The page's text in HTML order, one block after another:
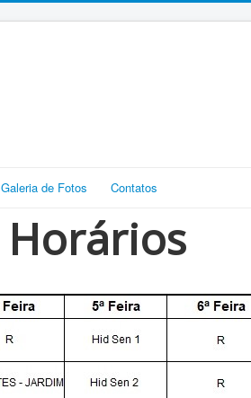
Galeria de Fotos Contatos
Horários